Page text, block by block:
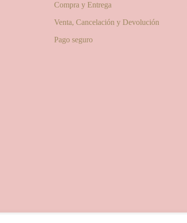
Compra y Entrega
Venta, Cancelación y Devolución
Pago seguro